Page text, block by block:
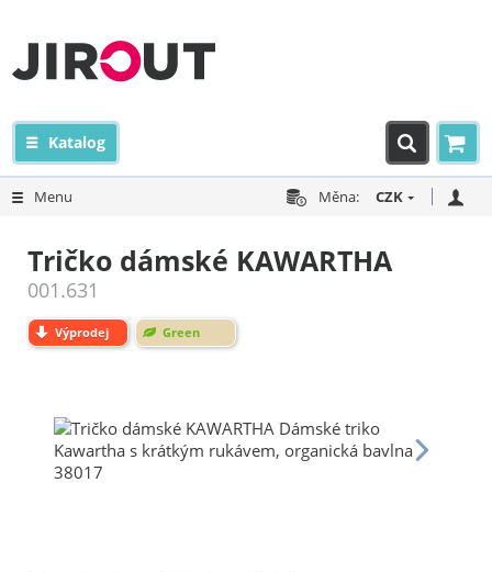
Katalog
Menu Měna: CZK
Tričko dámské KAWARTHA
001.631
Výprodej Green